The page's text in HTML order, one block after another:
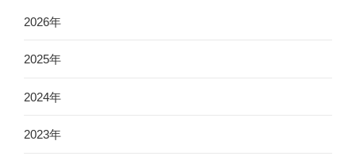
2026年
2025年
2024年
2023年